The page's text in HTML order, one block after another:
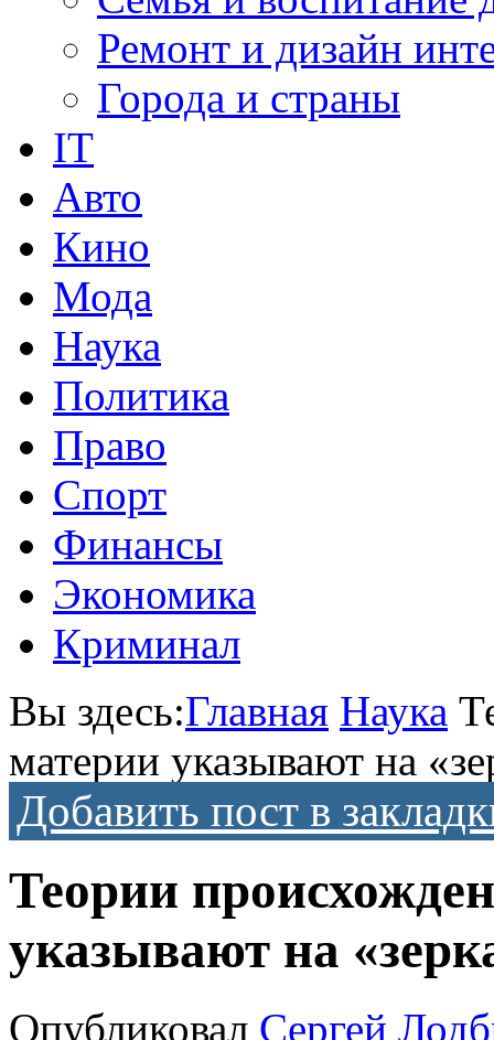
Ремонт и дизайн
Города и страны
IT
Авто
Кино
Мода
Наука
Политика
Право
Спорт
Финансы
Экономика
Криминал
Вы здесь:Главная Наука
материи указывают на
Добавить пост в
Теории
указывают на
Опубликовал Сергей